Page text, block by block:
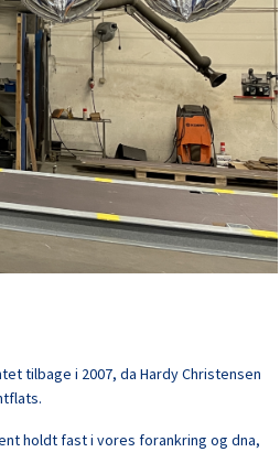
tilbage i 2007, da Hardy Christensen
holdt fast i vores forankring og dna,